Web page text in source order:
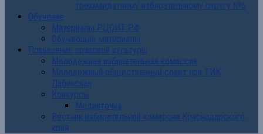
трехмандатному избирательному округу №6
Обучение
Материалы РЦОИТ РФ
Обучающие материалы
Повышение правовой культуры
Молодежная избирательная комиссия
Молодежный общественный совет при ТИК
Лабинская
Конкурсы
Медиаточка
Вестник избирательной комиссии Краснодарского
края